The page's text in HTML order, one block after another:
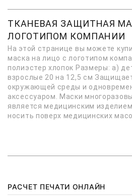
ТКАНЕВАЯ ЗАЩИТНАЯ
ЛОГОТИПОМ КОМПАНИИ
На этой странице вы можете
маска на лицо с логотипом
полиэстер хлопок Размеры: а)
взрослые 20 на 12,5 см
окружающей среды и
аксессуаром. Маски
является медицинским
носить поверх медицинских
РАСЧЕТ ПЕЧАТИ ОНЛАЙН